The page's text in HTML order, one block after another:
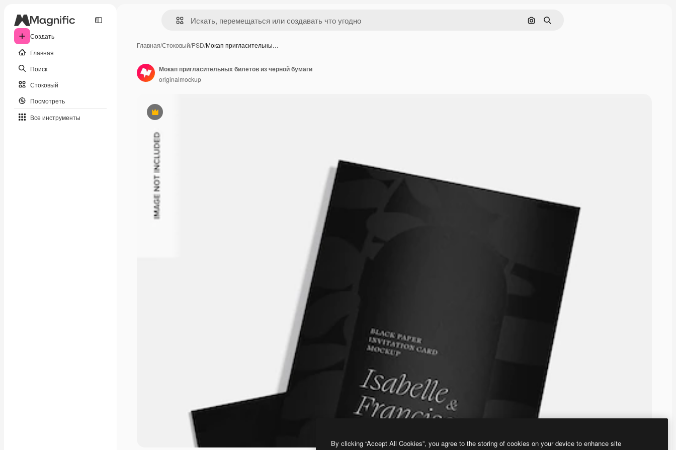
Создать
Главная
Поиск
Стоковый
Посмотреть
Все инструменты
Поиск по изображению
Поиск
Главная/Стоковый/PSD/Мокап пригласительны…
Премиум
Мокап пригласительных билетов из черной бумаги
originalmockup
By clicking “Accept All Cookies”, you agree to the storing of cookies on your device to enhance site